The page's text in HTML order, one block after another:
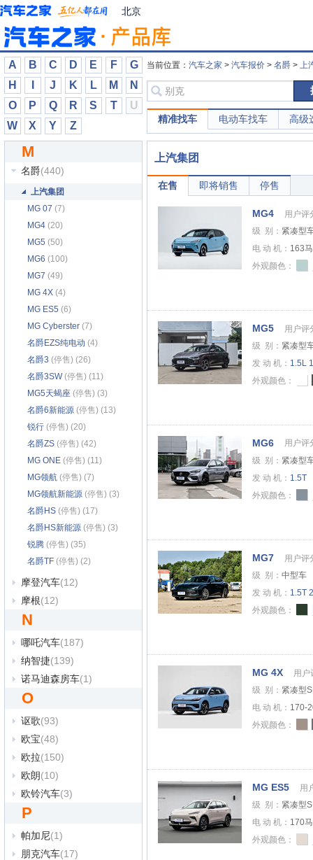
北京
A B C D E F
G
H
J K L M
N
O
P Q R S T
U
W
X Y Z
玛莎拉蒂 (149)
迈巴赫 (4)
迈凯伦(30)
迈迈
(2)
迈莎锐(44)
迈越(2)
美景房车(1)
猛士(26)
敏安汽车
名爵(440)
上汽集团
MG 07 (7)
MG4 (20)
MG5 (50)
MG6 (100)
MG7 (49)
MG 4X (4)
MG ES5 (6)
MG Cyberster (7)
名爵EZS纯电动 (4)
名爵3 (停售) (26)
名爵3SW(停售) (11)
MG5天蝎座 (停售) (3)
名爵6新能源 (停售) (13)
锐行 (停售) (20)
名爵ZS (停售) (42)
MG ONE (停售) (11)
MG领航 (停售) (7)
MG领航新能源 (停售) (3)
名爵HS (停售) (17)
名爵HS新能源 (停售) (3)
锐腾 (停售) (35)
名爵TF (停售) (2)
摩登汽车(12)
摩根(12)
N
哪吒汽车(187)
纳智捷(139)
诺马迪森房车(1)
O
讴歌(93)
欧宝(48)
欧拉(150)
欧朗(10)
欧铃汽车(3)
P
帕加尼(1)
朋克汽车(17)
M
当前位置： 汽车之家 > 汽车报价 > 名爵 > 上
精准找车 电动车找车 高级
上汽集团
在售 即将销售 停售
MG4
用户评
级 别： 紧凑型
电 动 机： 163
外观颜色：
MG5
用户评
级 别： 紧凑型
发 动 机： 1.5L
外观颜色：
MG6
用户评
级 别： 紧凑型
发 动 机： 1.5T
外观颜色：
MG7
用户评
级 别： 中型车
发 动 机： 1.5T
外观颜色：
MG 4X
用户
级 别： 紧凑型
电 动 机： 170-
外观颜色：
MG ES5
用
级 别： 紧凑型
电 动 机： 170
外观颜色：